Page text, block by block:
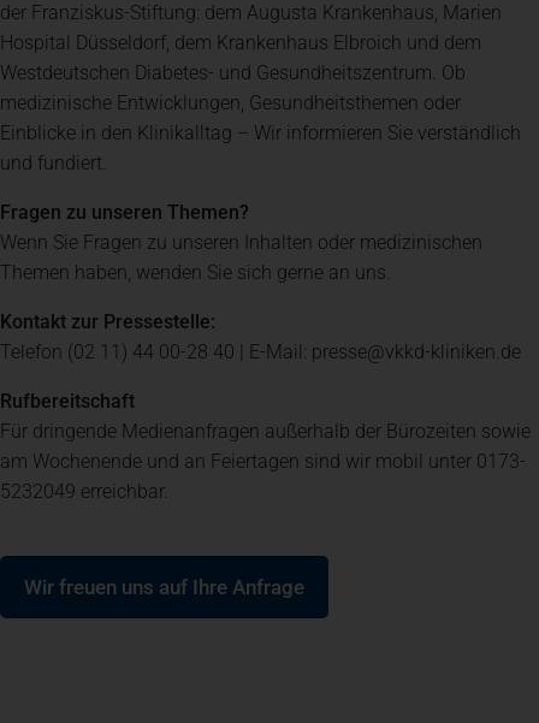
Karriere
Kontakt
Spenden+ Helfen
News
Spenden + Helfen
Spenden+ Helfen
der Franziskus-Stiftung: dem Augusta Krankenhaus, Marien
Hospital Düsseldorf, dem Krankenhaus Elbroich und dem
Westdeutschen Diabetes- und Gesundheitszentrum. Ob
medizinische Entwicklungen, Gesundheitsthemen oder
Einblicke in den Klinikalltag – Wir informieren Sie verständlich
und fundiert.
Fragen zu unseren Themen?
Wenn Sie Fragen zu unseren Inhalten oder medizinischen
Themen haben, wenden Sie sich gerne an uns.
Kontakt zur Pressestelle:
Telefon (02 11) 44 00-28 40 | E-Mail: presse@vkkd-kliniken.de
Rufbereitschaft
Für dringende Medienanfragen außerhalb der Bürozeiten sowie
am Wochenende und an Feiertagen sind wir mobil unter 0173-
5232049 erreichbar.
Wir freuen uns auf Ihre Anfrage
(öffnet in einem neuen Tab)